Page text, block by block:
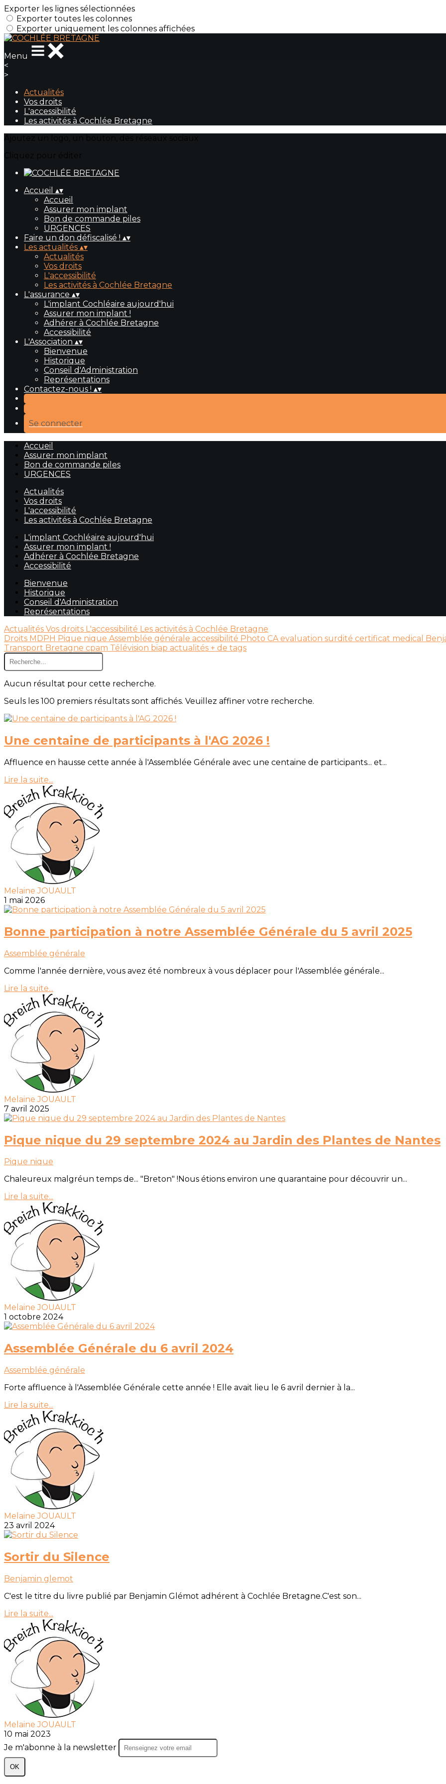
Exporter les lignes sélectionnées
Exporter toutes les colonnes
Exporter uniquement les colonnes affichées
Menu
<
>
Actualités
Vos droits
L'accessibilité
Les activités à Cochlée Bretagne
Accueil ▴▾
Accueil
Assurer mon implant
Bon de commande piles
URGENCES
Faire un don défiscalisé ! ▴▾
Les actualités ▴▾
Actualités
Vos droits
L'accessibilité
Les activités à Cochlée Bretagne
L'assurance ▴▾
L'implant Cochléaire aujourd'hui
Assurer mon implant !
Adhérer à Cochlée Bretagne
Accessibilité
L'Association ▴▾
Bienvenue
Historique
Conseil d'Administration
Représentations
Contactez-nous ! ▴▾
Se connecter
Accueil
Assurer mon implant
Bon de commande piles
URGENCES
Actualités
Vos droits
L'accessibilité
Les activités à Cochlée Bretagne
L'implant Cochléaire aujourd'hui
Assurer mon implant !
Adhérer à Cochlée Bretagne
Accessibilité
Bienvenue
Historique
Conseil d'Administration
Représentations
Actualités Vos droits L'accessibilité Les activités à Cochlée Bretagne
Droits MDPH Pique nique Assemblée générale accessibilité Photo CAevaluation surdité certificat medical
Transport Bretagne cpam Télévision biap actualités + de tags
Aucun résultat pour cette recherche.
Seuls les 100 premiers résultats sont affichés. Veuillez affiner votre recherche.
Une centaine de participants à l'AG 2026 !
Affluence en hausse cette année à l'Assemblée Générale avec une centaine de participants... et...
Lire la suite...
Melaine JOUAULT
1 mai 2026
Bonne participation à notre Assemblée Générale du 5 avril 2025
Assemblée générale
Comme l'année dernière, vous avez été nombreux à vous déplacer pour l'Assemblée générale...
Lire la suite...
Melaine JOUAULT
7 avril 2025
Pique nique du 29 septembre 2024 au Jardin des Plantes de Nantes
Pique nique
Chaleureux malgréun temps de... "Breton" !Nous étions environ une quarantaine pour découvrir un...
Lire la suite...
Melaine JOUAULT
1 octobre 2024
Assemblée Générale du 6 avril 2024
Assemblée générale
Forte affluence à l'Assemblée Générale cette année ! Elle avait lieu le 6 avril dernier à la...
Lire la suite...
Melaine JOUAULT
23 avril 2024
Sortir du Silence
Benjamin glemot
C'est le titre du livre publié par Benjamin Glémot adhérent à Cochlée Bretagne.C'est son...
Lire la suite...
Melaine JOUAULT
10 mai 2023
Je m'abonne à la newsletter
OK